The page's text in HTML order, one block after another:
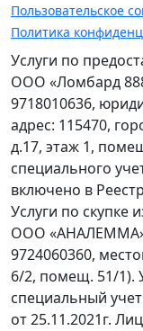
Пользовательское
Политика
Услуги по
ООО «Ломбард
9718010636,
адрес: 115470,
д.17, этаж 1,
специального
включено в
Услуги по скупке
ООО «АНАЛЕММА»
9724060360,
6/2, помещ. 51/1).
специальный
от 25.11.2021г.